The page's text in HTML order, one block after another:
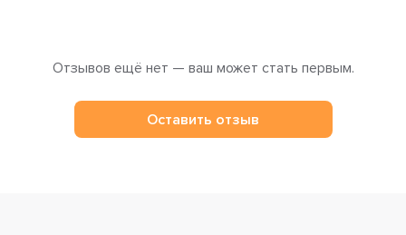
Отзывов ещё нет — ваш может стать первым.
Оставить отзыв